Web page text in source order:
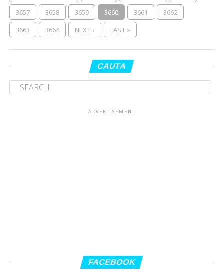
3657
3658 3659 3660 3661
3662
3663
3664 NEXT › LAST »
CAUTA
ADVERTISEMENT
FACEBOOK